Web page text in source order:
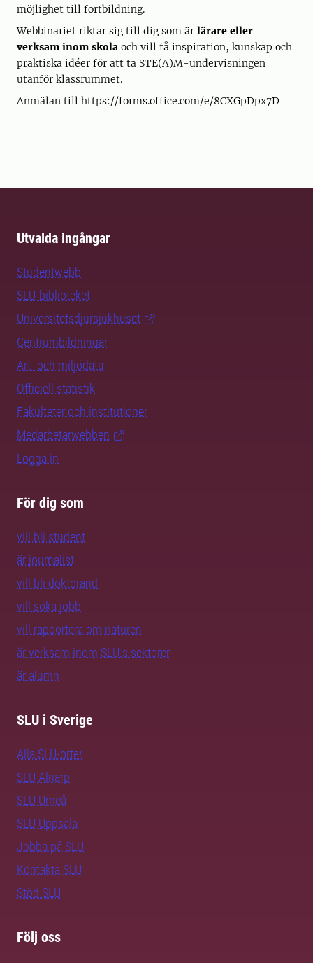
möjlighet till fortbildning.
Webbinariet riktar sig till dig som är lärare eller
verksam inom skola och vill få inspiration, kunskap och
praktiska idéer för att ta STE(A)M-undervisningen
utanför klassrummet.
Anmälan till https://forms.office.com/e/8CXGpDpx7D
Utvalda ingångar
Studentwebb
SLU-biblioteket
Universitetsdjursjukhuset
Centrumbildningar
Art- och miljödata
Officiell statistik
Fakulteter och institutioner
Medarbetarwebben
Logga in
För dig som
vill bli student
är journalist
vill bli doktorand
vill söka jobb
vill rapportera om naturen
är verksam inom SLU:s sektorer
är alumn
SLU i Sverige
Alla SLU-orter
SLU Alnarp
SLU Umeå
SLU Uppsala
Jobba på SLU
Kontakta SLU
Stöd SLU
Följ oss